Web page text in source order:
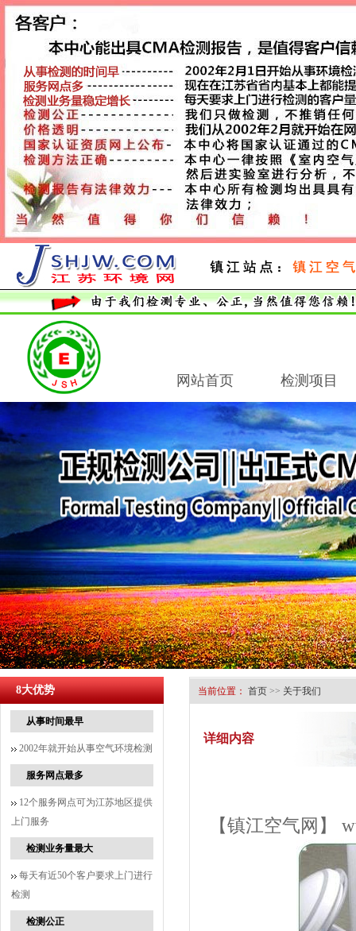
网站首页 检测项目
8大优势
从事时间最早
2002年就开始从事空气环境检测
服务网点最多
12个服务网点可为江苏地区提供
上门服务
检测业务量最大
每天有近50个客户要求上门进行
检测
检测公正
当前位置： 首页 >> 关于我们
详细内容
【镇江空气网】